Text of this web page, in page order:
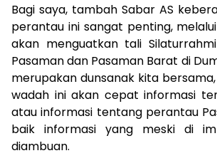
Bagi saya, tambah Sabar AS
perantau ini sangat penting, melalui
akan menguatkan tali
Pasaman dan Pasaman Barat di
merupakan dunsanak kita
wadah ini akan cepat informasi
atau informasi tentang perantau
baik informasi yang meski di
diambuan.